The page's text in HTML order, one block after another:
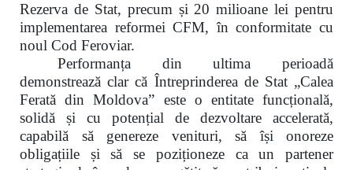
Rezerva de Stat, precum și 20 milioane lei pentru
implementarea reformei CFM, în conformitate cu
noul Cod Feroviar.
Performanța din ultima perioadă
demonstrează clar că Întreprinderea de Stat „Calea
Ferată din Moldova” este o entitate funcțională,
solidă și cu potențial de dezvoltare accelerată,
capabilă să genereze venituri, să își onoreze
obligațiile și să se poziționeze ca un partener